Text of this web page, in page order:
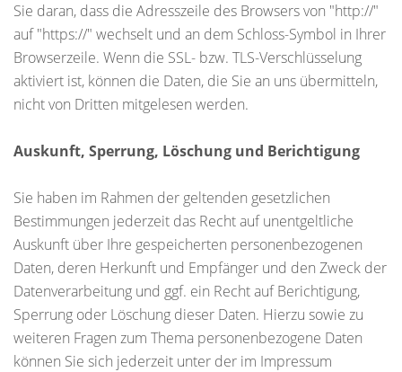
Sie daran, dass die Adresszeile des Browsers von "http://"
auf "https://" wechselt und an dem Schloss-Symbol in Ihrer
Browserzeile. Wenn die SSL- bzw. TLS-Verschlüsselung
aktiviert ist, können die Daten, die Sie an uns übermitteln,
nicht von Dritten mitgelesen werden.
Auskunft, Sperrung, Löschung und Berichtigung
Sie haben im Rahmen der geltenden gesetzlichen
Bestimmungen jederzeit das Recht auf unentgeltliche
Auskunft über Ihre gespeicherten personenbezogenen
Daten, deren Herkunft und Empfänger und den Zweck der
Datenverarbeitung und ggf. ein Recht auf Berichtigung,
Sperrung oder Löschung dieser Daten. Hierzu sowie zu
weiteren Fragen zum Thema personenbezogene Daten
können Sie sich jederzeit unter der im Impressum